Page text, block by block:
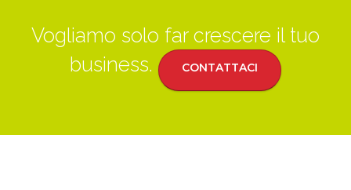
Vogliamo solo far crescere il tuo
business.
CONTATTACI